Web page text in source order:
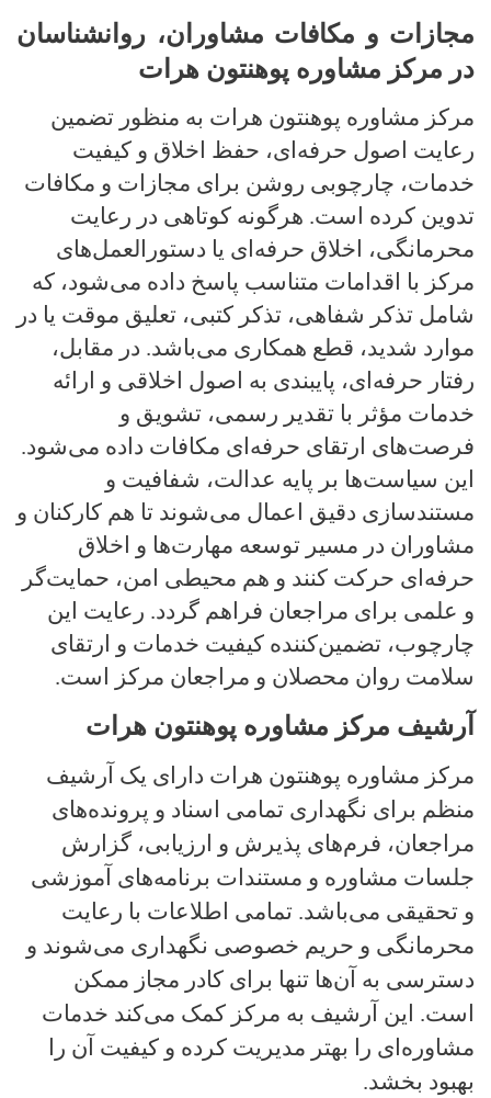
مجازات و مکافات مشاوران، روانشناسان
در مرکز مشاوره پوهنتون هرات
مرکز مشاوره پوهنتون هرات به منظور تضمین
رعایت اصول حرفه‌ای، حفظ اخلاق و کیفیت
خدمات، چارچوبی روشن برای مجازات و مکافات
تدوین کرده است. هرگونه کوتاهی در رعایت
محرمانگی، اخلاق حرفه‌ای یا دستورالعمل‌های
مرکز با اقدامات متناسب پاسخ داده می‌شود، که
شامل تذکر شفاهی، تذکر کتبی، تعلیق موقت یا در
موارد شدید، قطع همکاری می‌باشد. در مقابل،
رفتار حرفه‌ای، پایبندی به اصول اخلاقی و ارائه
خدمات مؤثر با تقدیر رسمی، تشویق و
فرصت‌های ارتقای حرفه‌ای مکافات داده می‌شود.
این سیاست‌ها بر پایه عدالت، شفافیت و
مستندسازی دقیق اعمال می‌شوند تا هم کارکنان و
مشاوران در مسیر توسعه مهارت‌ها و اخلاق
حرفه‌ای حرکت کنند و هم محیطی امن، حمایت‌گر
و علمی برای مراجعان فراهم گردد. رعایت این
چارچوب، تضمین‌کننده کیفیت خدمات و ارتقای
سلامت روان محصلان و مراجعان مرکز است.
آرشیف مرکز مشاوره پوهنتون هرات
مرکز مشاوره پوهنتون هرات دارای یک آرشیف
منظم برای نگهداری تمامی اسناد و پرونده‌های
مراجعان، فرم‌های پذیرش و ارزیابی، گزارش
جلسات مشاوره و مستندات برنامه‌های آموزشی
و تحقیقی می‌باشد. تمامی اطلاعات با رعایت
محرمانگی و حریم خصوصی نگهداری می‌شوند و
دسترسی به آن‌ها تنها برای کادر مجاز ممکن
است. این آرشیف به مرکز کمک می‌کند خدمات
مشاوره‌ای را بهتر مدیریت کرده و کیفیت آن را
بهبود بخشد.